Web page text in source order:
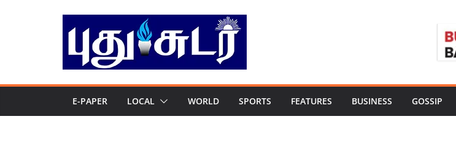
E-PAPER LOCAL WORLD SPORTS FEATURES BUSINESS GOSSIP